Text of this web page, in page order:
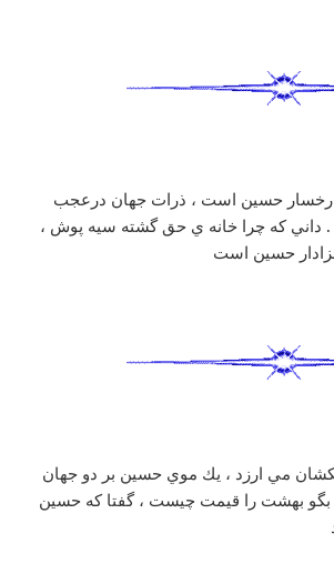
رخسار حسين است ، ذرات جهان درعجب
داني كه چرا خانه ي حق گشته سيه پوش ،
حسين است
مي ارزد ، يك موي حسين بر دو جهان
بگو بهشت را قيمت چيست ، گفتا كه حسين